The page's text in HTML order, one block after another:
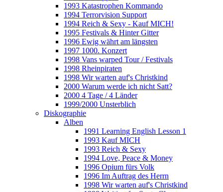
1993 Katastrophen Kommando
1994 Terrorvision Support
1994 Reich & Sexy - Kauf MICH!
1995 Festivals & Hinter Gitter
1996 Ewig währt am längsten
1997 1000. Konzert
1998 Vans warped Tour / Festivals
1998 Rheinpiraten
1998 Wir warten auf's Christkind
2000 Warum werde ich nicht Satt?
2000 4 Tage / 4 Länder
1999/2000 Unsterblich
Diskographie
Alben
1991 Learning English Lesson 1
1993 Kauf MICH
1993 Reich & Sexy
1994 Love, Peace & Money
1996 Opium fürs Volk
1996 Im Auftrag des Herrn
1998 Wir warten auf's Christkind